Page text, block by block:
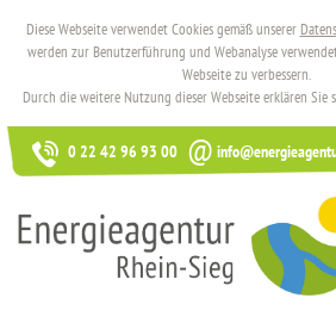
0 22 42 96 93 00 @
Diese Webseite verwendet Cookies gemäß unserer
werden zur Benutzerführung und Webanalyse
Webseite zu verbessern.
Durch die weitere Nutzung dieser Webseite erklären Sie